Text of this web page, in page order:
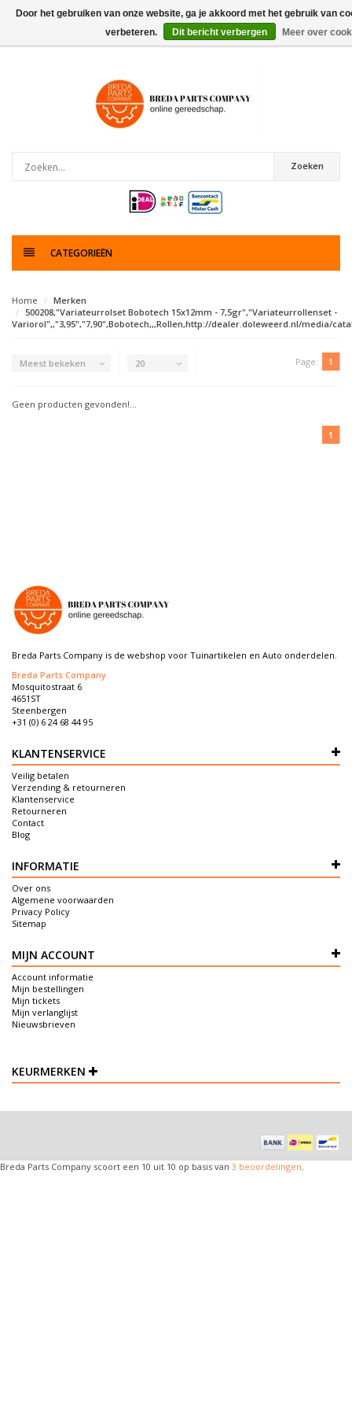
artikelen
Zoeken
CATEGORIEËN
Home
Merken
500208,"Variateurrolset Bobotech 15x12mm - 7,5gr","Variateurrollenset -
Variorol",,"3,95","7,90",Bobotech,,,Rollen,http://dealer.doleweerd.nl/media/
Meest bekeken 20 Page: 1
Geen producten gevonden!...
1
Breda Parts Company is de webshop voor Tuinartikelen en Auto onderdelen.
Breda Parts Company
Mosquitostraat 6
4651ST
Steenbergen
+31 (0) 6 24 68 44 95
KLANTENSERVICE
Veilig betalen
Verzending & retourneren
Klantenservice
Retourneren
Contact
Blog
INFORMATIE
Over ons
Algemene voorwaarden
Privacy Policy
Sitemap
MIJN ACCOUNT
Account informatie
Mijn bestellingen
Mijn tickets
Mijn verlanglijst
Nieuwsbrieven
KEURMERKEN
Door het gebruiken van onze website, ga je akkoord met het gebruik van
verbeteren.
Dit bericht verbergen Meer over
Breda Parts Company scoort een 10 uit 10 op basis van 3 beoordelingen.